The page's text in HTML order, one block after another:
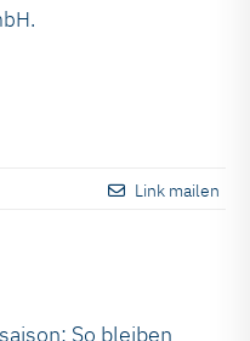
Link mailen
So bleiben